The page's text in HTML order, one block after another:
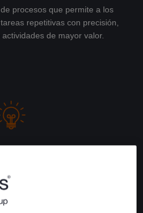
procesos que permite a los
repetitivas con precisión,
de mayor valor.
Artificial que permiten
de decisiones autónoma y
no estructurados con